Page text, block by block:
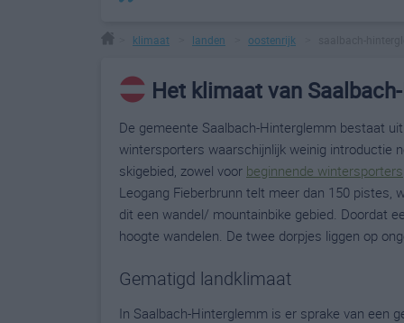
klimaat landen oostenrijk
Het klimaat van
De gemeente Saalbach-Hinterglemm bestaat
wintersporters waarschijnlijk weinig introductie
skigebied, zowel voor beginnende wintersporters
Leogang Fieberbrunn telt meer dan 150 pistes,
dit een wandel/ mountainbike gebied. Doordat
hoogte wandelen. De twee dorpjes liggen op
Gematigd landklimaat
In Saalbach-Hinterglemm is er sprake van een